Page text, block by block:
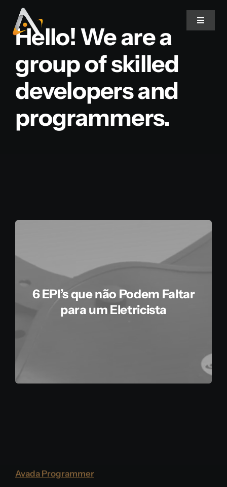
para
Toggle
Produtos
Informativo
Contato
Hello! We are a
group of skilled
developers and
programmers.
6 EPI’s que não Podem Faltar
para um Eletricista
Avada Programmer